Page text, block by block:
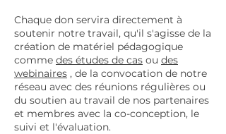
Chaque don servira directement à
soutenir notre travail, qu'il s'agisse de la
création de matériel pédagogique
comme des études de cas ou des
webinaires , de la convocation de notre
réseau avec des réunions régulières ou
du soutien au travail de nos partenaires
et membres avec la co-conception, le
suivi et l'évaluation.